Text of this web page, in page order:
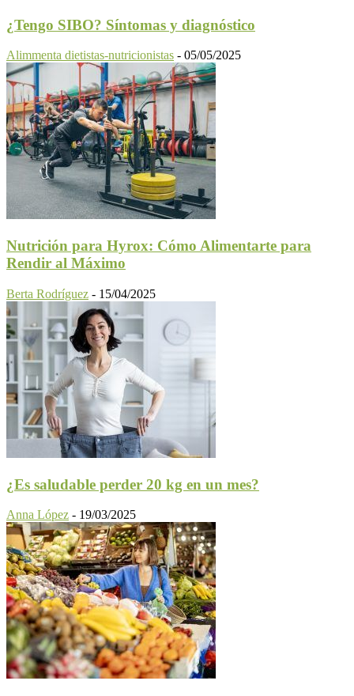
¿Tengo SIBO? Síntomas y diagnóstico
Alimmenta dietistas-nutricionistas - 05/05/2025
Nutrición para Hyrox: Cómo Alimentarte para
Rendir al Máximo
Berta Rodríguez - 15/04/2025
¿Es saludable perder 20 kg en un mes?
Anna López - 19/03/2025